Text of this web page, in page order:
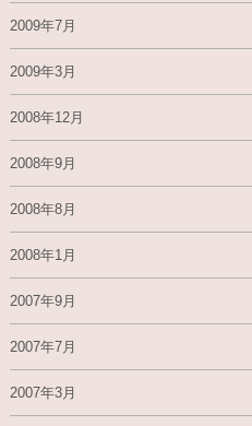
2009年7月
2009年3月
2008年12月
2008年9月
2008年8月
2008年1月
2007年9月
2007年7月
2007年3月